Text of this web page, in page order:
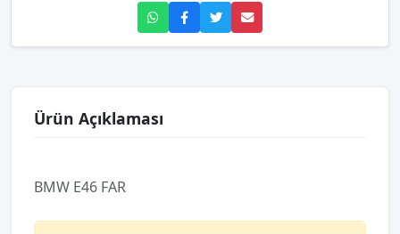
Ürün Açıklaması
BMW E46 FAR